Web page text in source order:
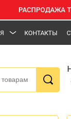
РАСПРОДАЖА
КОНТАКТЫ